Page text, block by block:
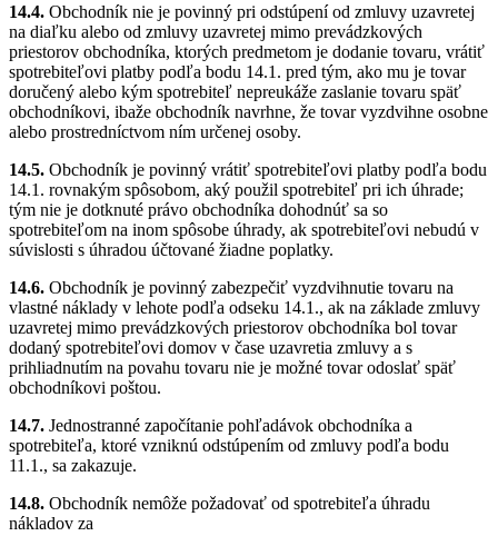
14.4. Obchodník nie je povinný pri odstúpení od zmluvy uzavretej
na diaľku alebo od zmluvy uzavretej mimo prevádzkových
priestorov obchodníka, ktorých predmetom je dodanie tovaru, vrátiť
spotrebiteľovi platby podľa bodu 14.1. pred tým, ako mu je tovar
doručený alebo kým spotrebiteľ nepreukáže zaslanie tovaru späť
obchodníkovi, ibaže obchodník navrhne, že tovar vyzdvihne osobne
alebo prostredníctvom ním určenej osoby.
14.5. Obchodník je povinný vrátiť spotrebiteľovi platby podľa bodu
14.1. rovnakým spôsobom, aký použil spotrebiteľ pri ich úhrade;
tým nie je dotknuté právo obchodníka dohodnúť sa so
spotrebiteľom na inom spôsobe úhrady, ak spotrebiteľovi nebudú v
súvislosti s úhradou účtované žiadne poplatky.
14.6. Obchodník je povinný zabezpečiť vyzdvihnutie tovaru na
vlastné náklady v lehote podľa odseku 14.1., ak na základe zmluvy
uzavretej mimo prevádzkových priestorov obchodníka bol tovar
dodaný spotrebiteľovi domov v čase uzavretia zmluvy a s
prihliadnutím na povahu tovaru nie je možné tovar odoslať späť
obchodníkovi poštou.
14.7. Jednostranné započítanie pohľadávok obchodníka a
spotrebiteľa, ktoré vzniknú odstúpením od zmluvy podľa bodu
11.1., sa zakazuje.
14.8. Obchodník nemôže požadovať od spotrebiteľa úhradu
nákladov za